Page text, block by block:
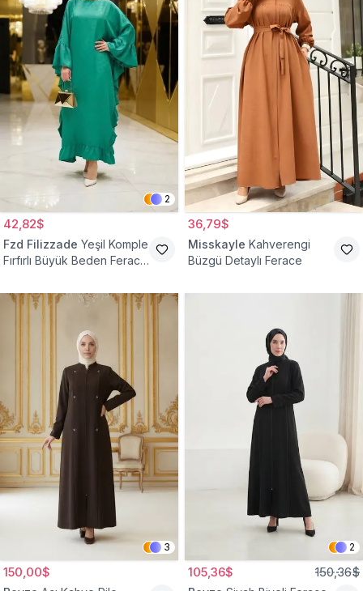
2
42,82$
Fzd Filizzade Yeşil Komple
Fırfırlı Büyük Beden Ferace
36,79$
Misskayle Kahverengi
Büzgü Detaylı Ferace
3
150,00$
2
105,36$ 150,36$